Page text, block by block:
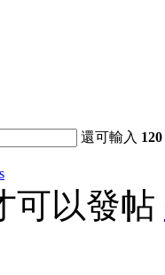
還可輸入 120
可以發帖